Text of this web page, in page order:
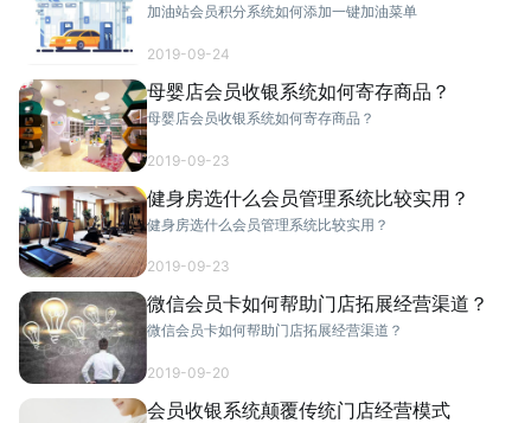
加油站会员积分系统如何添加一键加油菜单
2019-09-24
母婴店会员收银系统如何寄存商品？
母婴店会员收银系统如何寄存商品？
2019-09-23
健身房选什么会员管理系统比较实用？
健身房选什么会员管理系统比较实用？
2019-09-23
微信会员卡如何帮助门店拓展经营渠道？
微信会员卡如何帮助门店拓展经营渠道？
2019-09-20
会员收银系统颠覆传统门店经营模式